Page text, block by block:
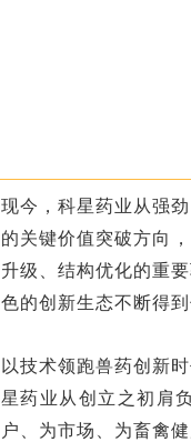
现今，科星药业从强
的关键价值突破方向
升级、结构优化的重
色的创新生态不断得
以技术领跑兽药创新
星药业从创立之初肩
户、为市场、为畜禽